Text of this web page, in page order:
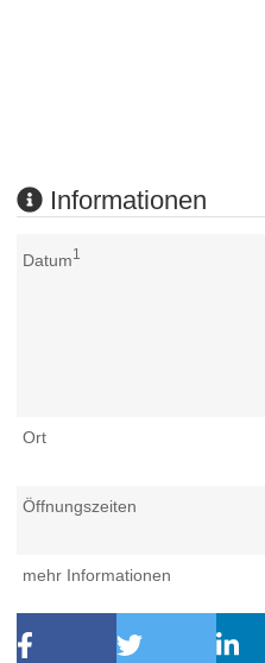
Informationen
Datum1
Ort
Öffnungszeiten
mehr Informationen